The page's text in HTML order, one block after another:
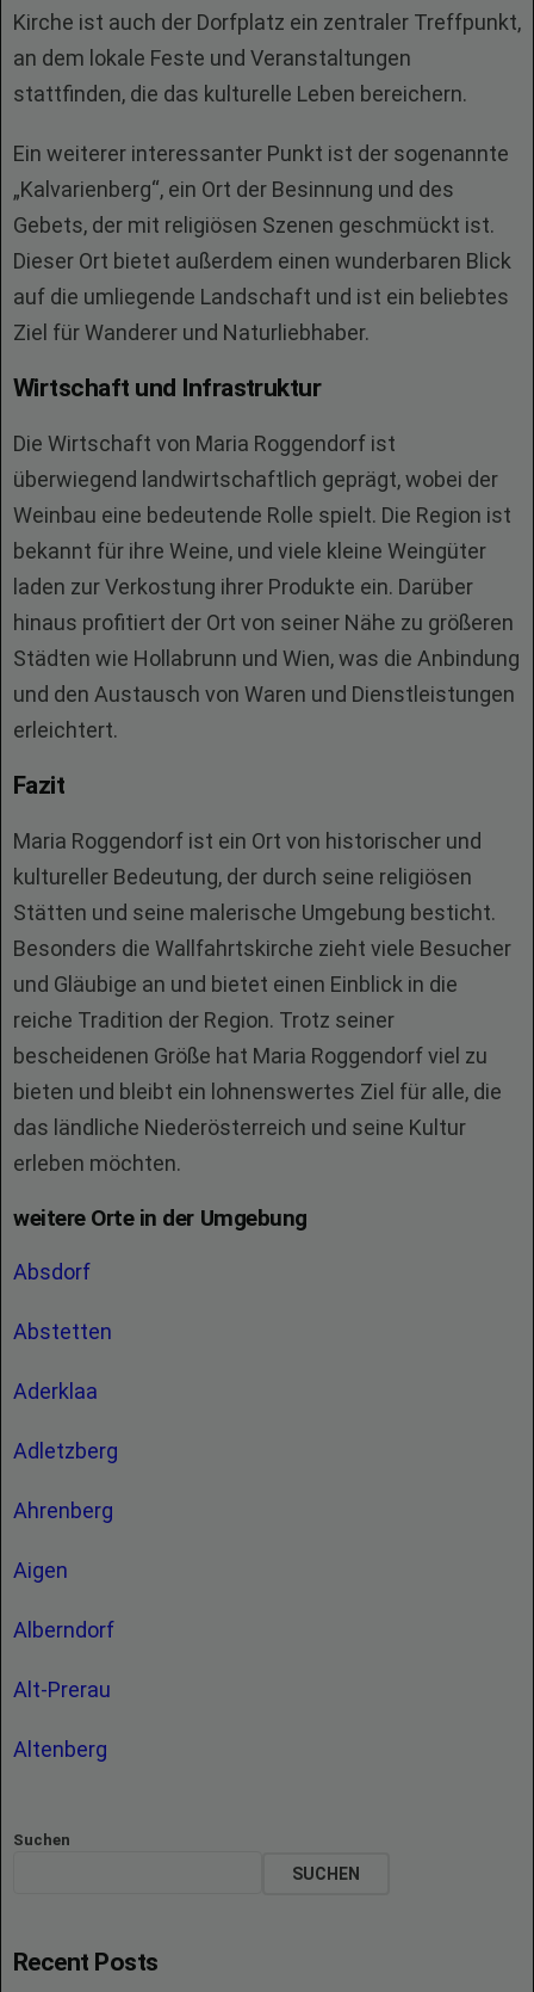
Kirche ist auch der Dorfplatz ein zentraler Treffpunkt,
an dem lokale Feste und Veranstaltungen
stattfinden, die das kulturelle Leben bereichern.
Ein weiterer interessanter Punkt ist der sogenannte
„Kalvarienberg“, ein Ort der Besinnung und des
Gebets, der mit religiösen Szenen geschmückt ist.
Dieser Ort bietet außerdem einen wunderbaren Blick
auf die umliegende Landschaft und ist ein beliebtes
Ziel für Wanderer und Naturliebhaber.
Wirtschaft und Infrastruktur
Die Wirtschaft von Maria Roggendorf ist
überwiegend landwirtschaftlich geprägt, wobei der
Weinbau eine bedeutende Rolle spielt. Die Region ist
bekannt für ihre Weine, und viele kleine Weingüter
laden zur Verkostung ihrer Produkte ein. Darüber
hinaus profitiert der Ort von seiner Nähe zu größeren
Städten wie Hollabrunn und Wien, was die Anbindung
und den Austausch von Waren und Dienstleistungen
erleichtert.
Fazit
Maria Roggendorf ist ein Ort von historischer und
kultureller Bedeutung, der durch seine religiösen
Stätten und seine malerische Umgebung besticht.
Besonders die Wallfahrtskirche zieht viele Besucher
und Gläubige an und bietet einen Einblick in die
reiche Tradition der Region. Trotz seiner
bescheidenen Größe hat Maria Roggendorf viel zu
bieten und bleibt ein lohnenswertes Ziel für alle, die
das ländliche Niederösterreich und seine Kultur
erleben möchten.
weitere Orte in der Umgebung
Absdorf
Abstetten
Aderklaa
Adletzberg
Ahrenberg
Aigen
Alberndorf
Alt-Prerau
Altenberg
Suchen
SUCHEN
Recent Posts